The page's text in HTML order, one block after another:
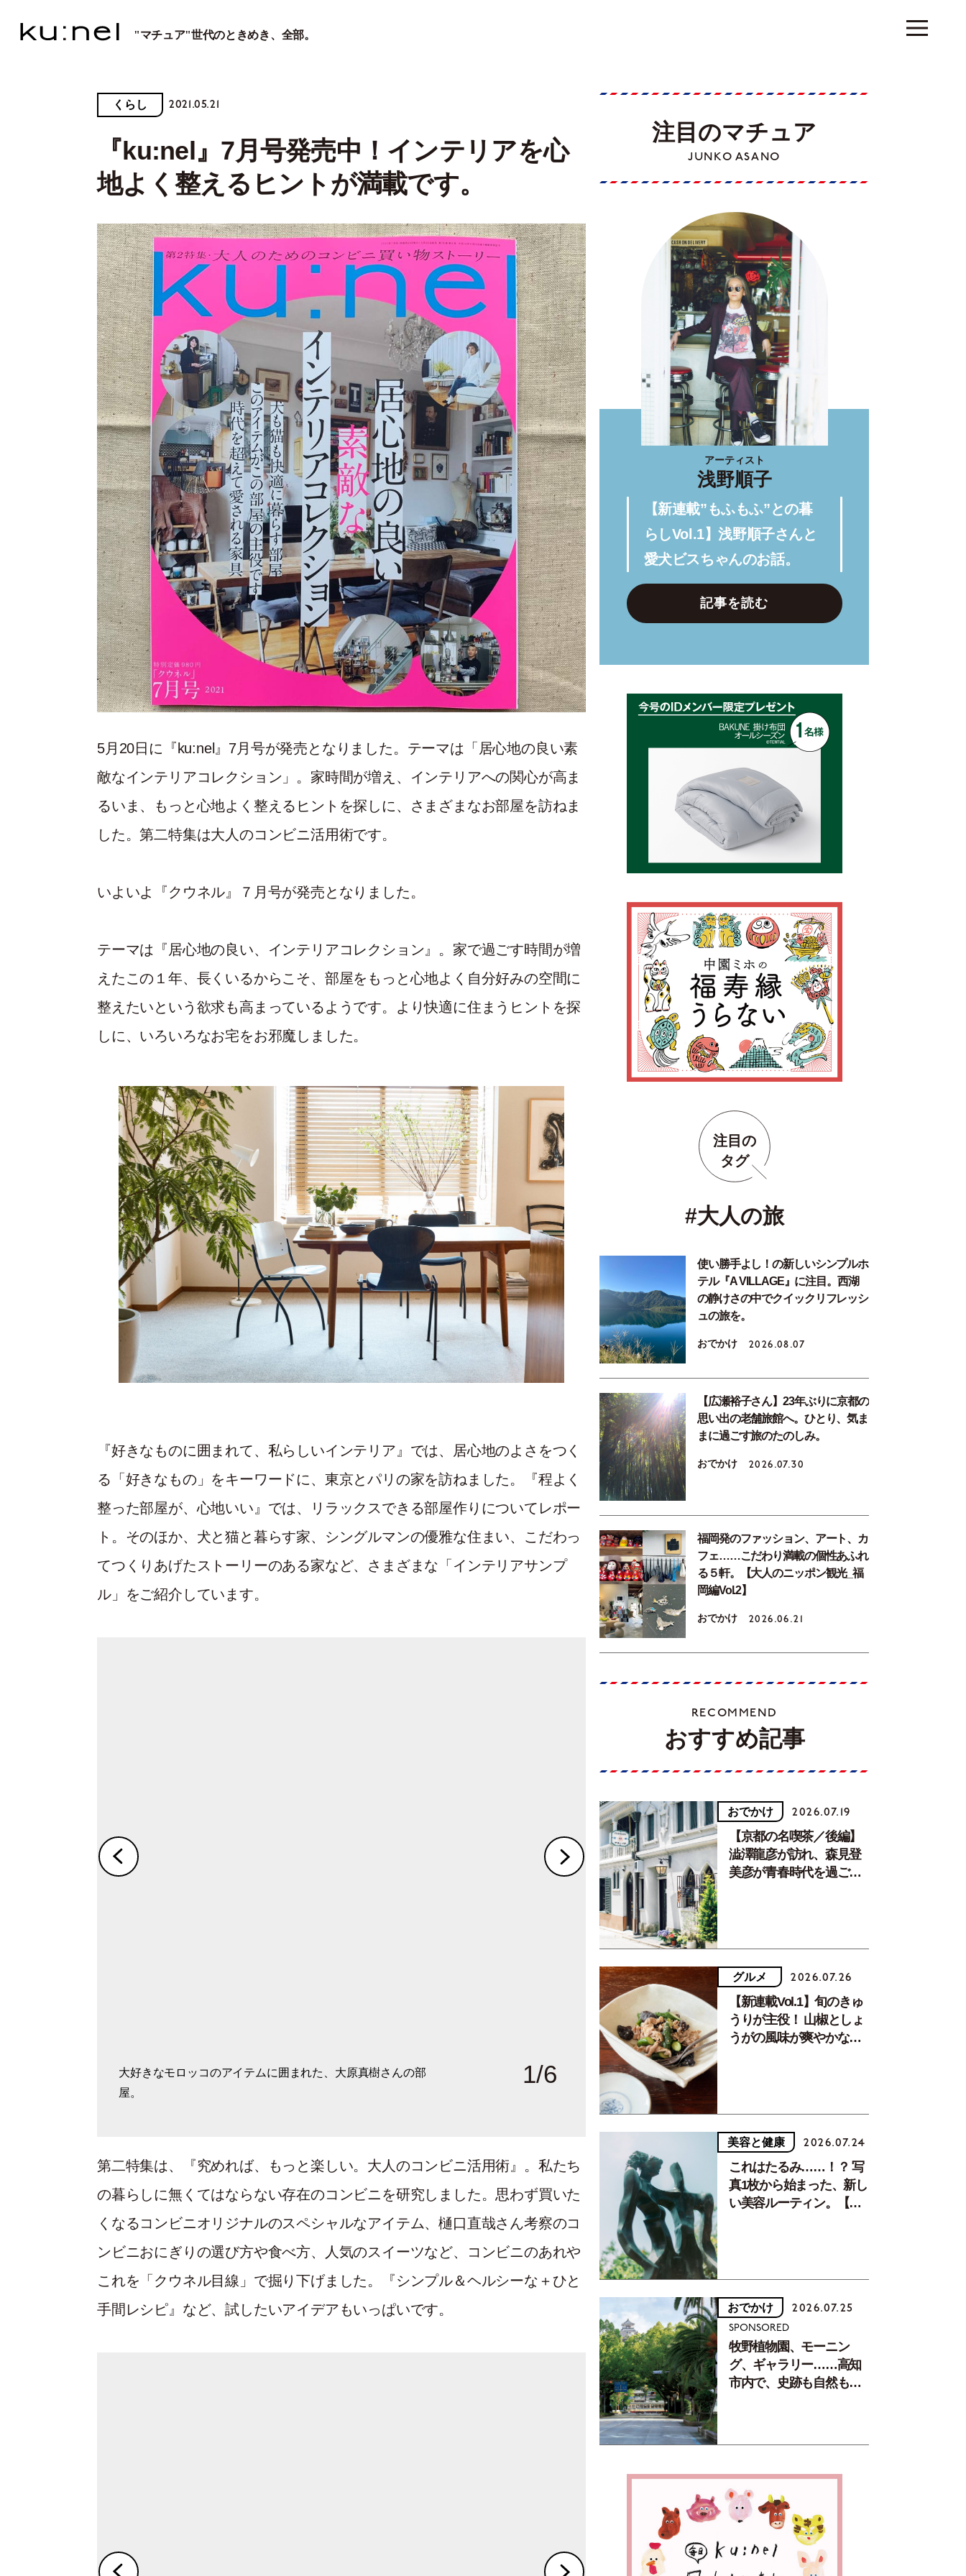
"マチュア"世代のときめき、全部。
くらし 2021.05.21
『ku:nel』7月号発売中！インテリアを心
地よく整えるヒントが満載です。
5月20日に『ku:nel』7月号が発売となりました。テーマは「居心地の良い素
敵なインテリアコレクション」。家時間が増え、インテリアへの関心が高ま
るいま、もっと心地よく整えるヒントを探しに、さまざまなお部屋を訪ねま
した。第二特集は大人のコンビニ活用術です。
いよいよ『クウネル』７月号が発売となりました。
テーマは『居心地の良い、インテリアコレクション』。家で過ごす時間が増
えたこの１年、長くいるからこそ、部屋をもっと心地よく自分好みの空間に
整えたいという欲求も高まっているようです。より快適に住まうヒントを探
しに、いろいろなお宅をお邪魔しました。
『好きなものに囲まれて、私らしいインテリア』では、居心地のよさをつく
る「好きなもの」をキーワードに、東京とパリの家を訪ねました。『程よく
整った部屋が、心地いい』では、リラックスできる部屋作りについてレポー
ト。そのほか、犬と猫と暮らす家、シングルマンの優雅な住まい、こだわっ
てつくりあげたストーリーのある家など、さまざまな「インテリアサンプ
ル」をご紹介しています。
大好きなモロッコのアイテムに囲まれた、大原真樹さんの部
屋。
『アズノゥアズ』社長の浅見英理さんのお宅の庭はリビングの
延長に。
フロアごとに物語がある石澤敬子さんの一軒家。
好きを集めたパリのインテリア。
築90年以上の味わい深い民家での暮らし。
世界中からやってきた古いものを並べて。 1/6
第二特集は、『究めれば、もっと楽しい。大人のコンビニ活用術』。私たち
の暮らしに無くてはならない存在のコンビニを研究しました。思わず買いた
くなるコンビニオリジナルのスペシャルなアイテム、樋口直哉さん考察のコ
ンビニおにぎりの選び方や食べ方、人気のスイーツなど、コンビニのあれや
これを「クウネル目線」で掘り下げました。『シンプル＆ヘルシーな＋ひと
手間レシピ』など、試したいアイデアもいっぱいです。
注目のマチュア
JUNKO ASANO
アーティスト
浅野順子
【新連載”もふもふ”との暮
らしVol.1】浅野順子さんと
愛犬ビスちゃんのお話。
記事を読む
注目の
タグ
#大人の旅
使い勝手よし！の新しいシンプルホ
テル『A VILLAGE』に注目。西湖
の静けさの中でクイックリフレッシ
ュの旅を。
おでかけ 2026.08.07
【広瀬裕子さん】23年ぶりに京都の
思い出の老舗旅館へ。ひとり、気ま
まに過ごす旅のたのしみ。
おでかけ 2026.07.30
福岡発のファッション、アート、カ
フェ……こだわり満載の個性あふれ
る５軒。【大人のニッポン観光_福
岡編Vol.2】
おでかけ 2026.06.21
RECOMMEND
おすすめ記事
おでかけ 2026.07.19
【京都の名喫茶／後編】
澁澤龍彦が訪れ、森見登
美彦が青春時代を過ごし
グルメ 2026.07.26
【新連載Vol.1】旬のきゅ
うりが主役！ 山椒としょ
うがの風味が爽やかな、
美容と健康 2026.07.24
これはたるみ……！？ 写
真1枚から始まった、新し
い美容ルーティン。【中
おでかけ 2026.07.25
SPONSORED
牧野植物園、モーニン
グ、ギャラリー……高知
市内で、史跡も自然もグ